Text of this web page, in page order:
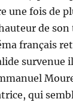
une fois de
de
français
survenue
qui